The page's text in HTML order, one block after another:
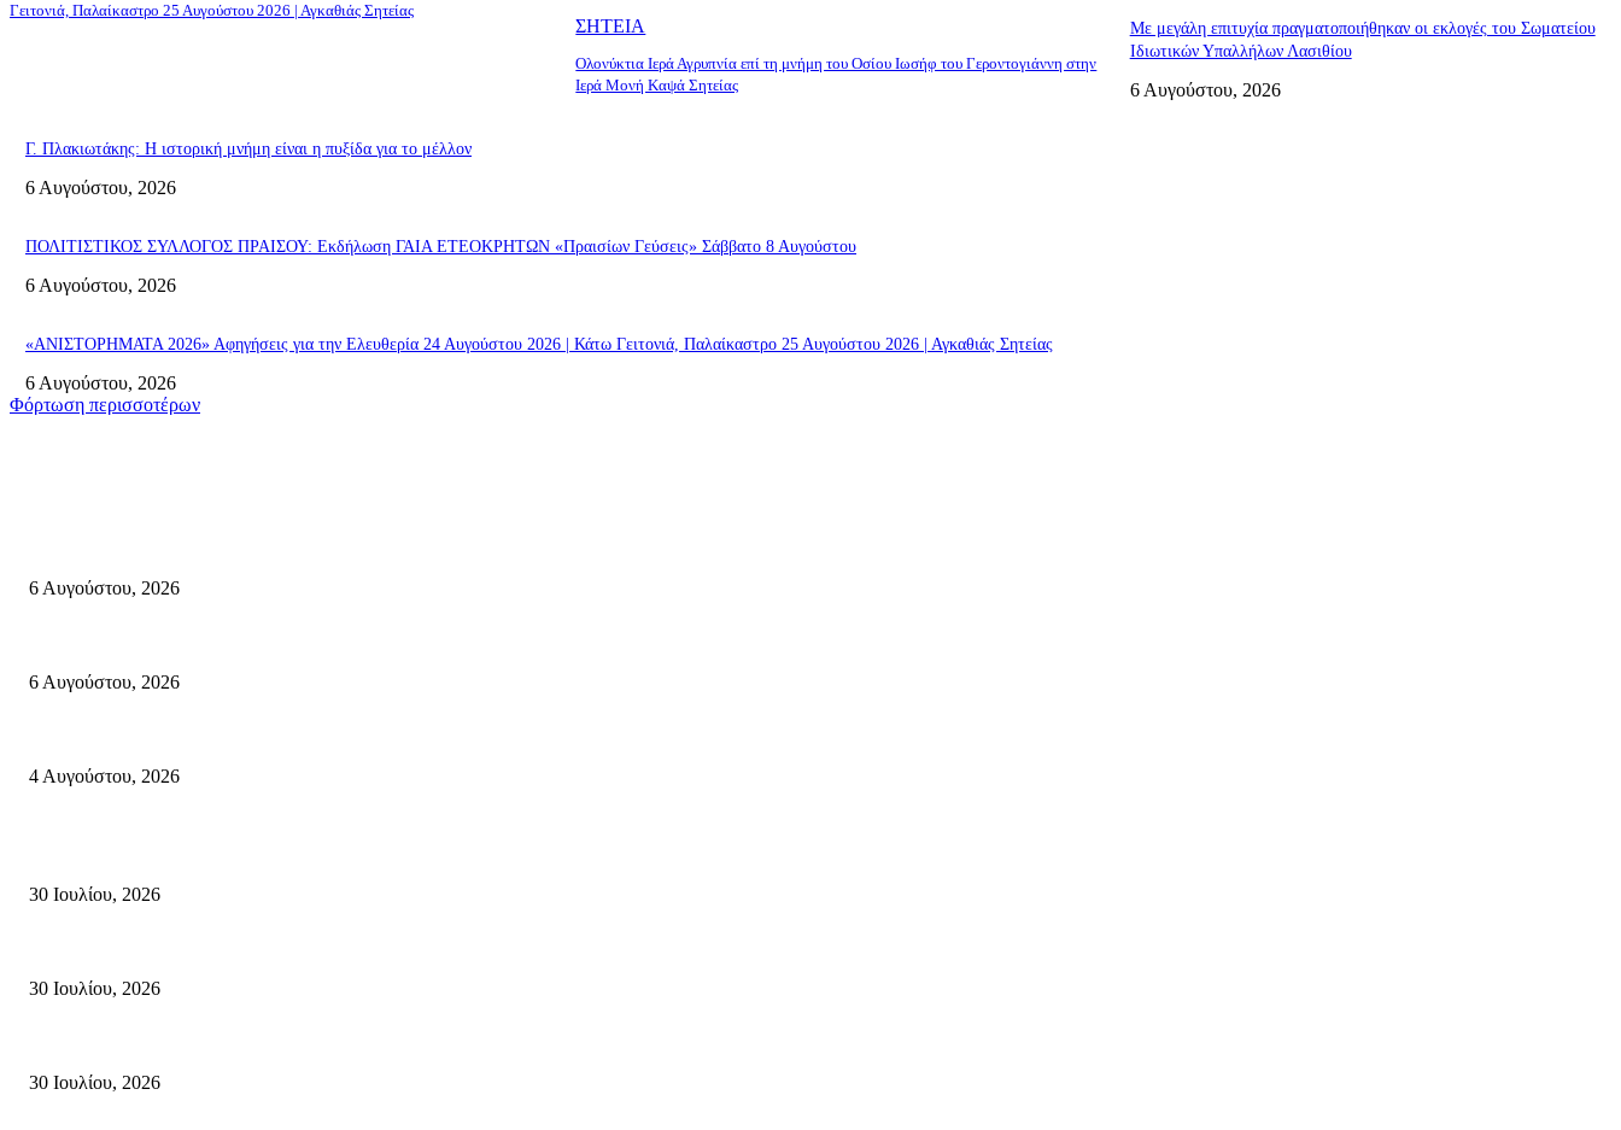
Γειτονιά, Παλαίκαστρο 25 Αυγούστου 2026 | Αγκαθιάς Σητείας
ΣΗΤΕΙΑ
Ολονύκτια Ιερά Αγρυπνία επί τη μνήμη του Οσίου Ιωσήφ του Γεροντογιάννη στην
Ιερά Μονή Καψά Σητείας
Με μεγάλη επιτυχία πραγματοποιήθηκαν οι εκλογές του Σωματείου
Ιδιωτικών Υπαλλήλων Λασιθίου
6 Αυγούστου, 2026
Γ. Πλακιωτάκης: Η ιστορική μνήμη είναι η πυξίδα για το μέλλον
6 Αυγούστου, 2026
ΠΟΛΙΤΙΣΤΙΚΟΣ ΣΥΛΛΟΓΟΣ ΠΡΑΙΣΟΥ: Εκδήλωση ΓΑΙΑ ΕΤΕΟΚΡΗΤΩΝ «Πραισίων Γεύσεις» Σάββατο 8 Αυγούστου
6 Αυγούστου, 2026
«ΑΝΙΣΤΟΡΗΜΑΤΑ 2026» Αφηγήσεις για την Ελευθερία 24 Αυγούστου 2026 | Κάτω Γειτονιά, Παλαίκαστρο 25 Αυγούστου 2026 | Αγκαθιάς Σητείας
6 Αυγούστου, 2026
Φόρτωση περισσοτέρων
6 Αυγούστου, 2026
6 Αυγούστου, 2026
4 Αυγούστου, 2026
30 Ιουλίου, 2026
30 Ιουλίου, 2026
30 Ιουλίου, 2026